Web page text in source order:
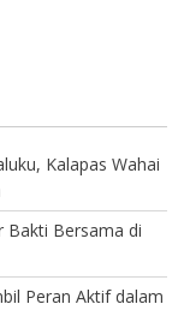
Kalapas Wahai
Bakti Bersama di
Peran Aktif dalam